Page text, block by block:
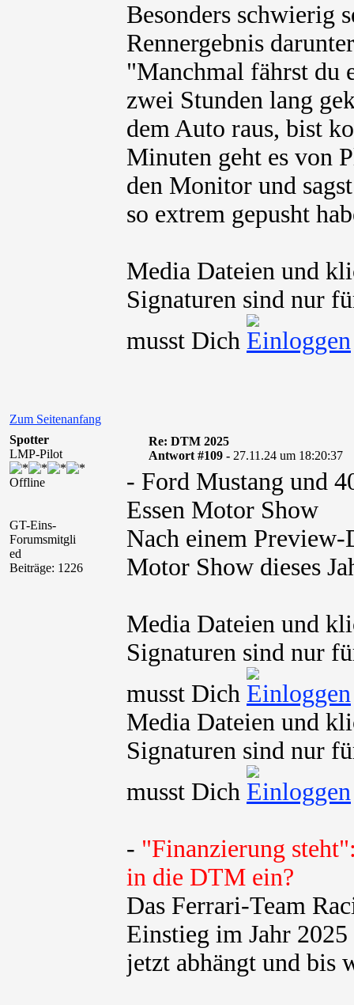
Besonders schwierig
Rennergebnis
"Manchmal fährst du
zwei Stunden lang
dem Auto raus, bist
Minuten geht es von
den Monitor und
so extrem gepusht
Media Dateien und
Signaturen sind nur
musst Dich
Zum Seitenanfang
Spotter
LMP-Pilot
Offline
GT-Eins-
Forumsmitgli
ed
Beiträge: 1226
Re: DTM 2025
Antwort #109 - 27.11.24 um 18:20:37
- Ford Mustang und
Essen Motor Show
Nach einem
Motor Show dieses
Media Dateien und
Signaturen sind nur
musst Dich
Media Dateien und
Signaturen sind nur
musst Dich
- "Finanzierung
in die DTM ein?
Das Ferrari-Team
Einstieg im Jahr
jetzt abhängt und bis